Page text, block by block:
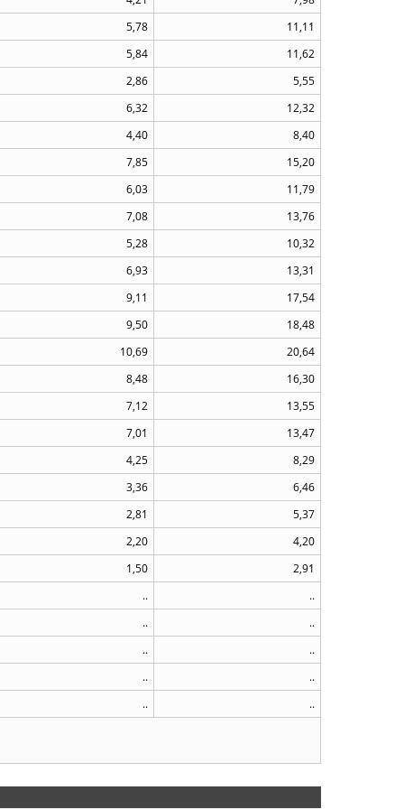
5,78
11,11
5,84
11,62
2,86
5,55
6,32
12,32
4,40
8,40
7,85
15,20
6,03
11,79
7,08
13,76
5,28
10,32
6,93
13,31
9,11
17,54
9,50
18,48
10,69
20,64
8,48
16,30
7,12
13,55
7,01
13,47
4,25
8,29
3,36
6,46
2,81
5,37
2,20
4,20
1,50
2,91
..
..
..
..
..
..
..
..
..
..